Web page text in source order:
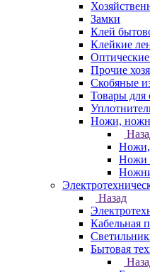
Замки
Клей
Клейкие
Прочие
Скобяные
Товары для
Ножи,
Ножи
Назад
Кабельная
Бытовая